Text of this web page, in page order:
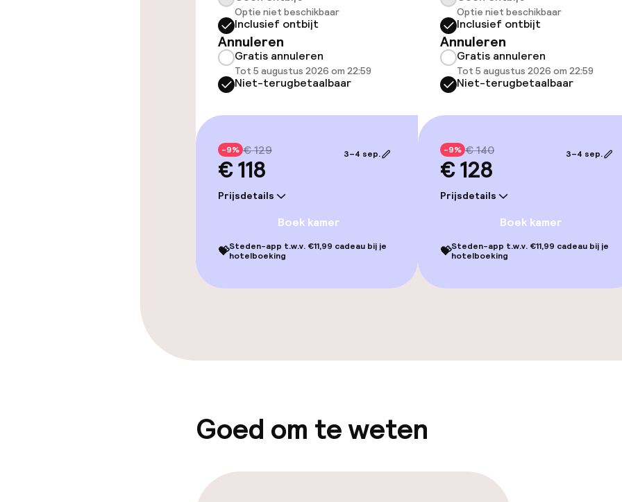
Gratis wifi
Tuin
Terras
Zonneterras
Eet- en drinkgelegenheden
Restaurant
Bar
Eet- en drinkdiensten
Diner à la carte
Glutenvrije opties
Faciliteiten en diensten voor kinderen
Optie niet beschikbaar
Inclusief ontbijt
Annuleren
Gratis annuleren
Tot 5 augustus 2026 om 22:59
Niet-terugbetaalbaar
-9% € 129
€ 118
Prijsdetails
3–4 sep.
Boek kamer
💝Steden-app t.w.v. €11,99 cadeau bij je
hotelboeking
Optie niet beschikbaar
Inclusief ontbijt
Annuleren
Gratis annuleren
Tot 5 augustus 2026 om 22:59
Niet-terugbetaalbaar
-9% € 140
€ 128
Prijsdetails
3–4 sep.
Boek kamer
💝Steden-app t.w.v. €11,99 cadeau bij je
hotelboeking
Goed om te weten